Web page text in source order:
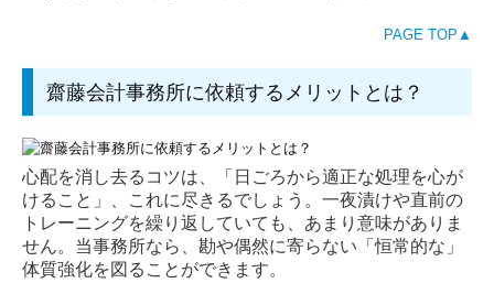
採用情報
数字で見る齋藤会計
はたらく環境
お問い合わせ
PAGE TOP▲
齋藤会計事務所に依頼するメリットとは？
心配を消し去るコツは、「日ごろから適正な処理を心が
けること」、これに尽きるでしょう。一夜漬けや直前の
トレーニングを繰り返していても、あまり意味がありま
せん。当事務所なら、勘や偶然に寄らない「恒常的な」
体質強化を図ることができます。